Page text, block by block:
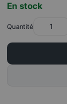
En stock
Quantité